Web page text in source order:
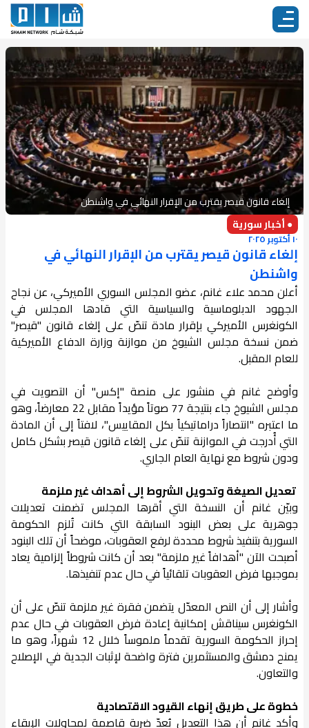
إلغاء قانون قيصر يقترب من الإقرار النهائي في واشنطن
● أخبار سورية
١٠ أكتوبر ٢٠٢٥
إلغاء قانون قيصر يقترب من الإقرار النهائي في
واشنطن
أعلن محمد علاء غانم، عضو المجلس السوري الأميركي، عن نجاح
الجهود الدبلوماسية والسياسية التي قادها المجلس في
الكونغرس الأميركي بإقرار مادة تنصّ على إلغاء قانون "قيصر"
ضمن نسخة مجلس الشيوخ من موازنة وزارة الدفاع الأميركية
للعام المقبل.
وأوضح غانم في منشور على منصة "إكس" أن التصويت في
مجلس الشيوخ جاء بنتيجة 77 صوتاً مؤيداً مقابل 22 معارضاً، وهو
ما اعتبره "انتصاراً دراماتيكياً بكل المقاييس"، لافتاً إلى أن المادة
التي أُدرجت في الموازنة تنصّ على إلغاء قانون قيصر بشكل كامل
ودون شروط مع نهاية العام الجاري.
تعديل الصيغة وتحويل الشروط إلى أهداف غير ملزمة
وبيّن غانم أن النسخة التي أقرها المجلس تضمنت تعديلات
جوهرية على بعض البنود السابقة التي كانت تُلزم الحكومة
السورية بتنفيذ شروط محددة لرفع العقوبات، موضحاً أن تلك البنود
أصبحت الآن "أهدافاً غير ملزمة" بعد أن كانت شروطاً إلزامية يعاد
بموجبها فرض العقوبات تلقائياً في حال عدم تنفيذها.
وأشار إلى أن النص المعدّل يتضمن فقرة غير ملزمة تنصّ على أن
الكونغرس سيناقش إمكانية إعادة فرض العقوبات في حال عدم
إحراز الحكومة السورية تقدماً ملموساً خلال 12 شهراً، وهو ما
يمنح دمشق والمستثمرين فترة واضحة لإثبات الجدية في الإصلاح
والتعاون.
خطوة على طريق إنهاء القيود الاقتصادية
وأكد غانم أن هذا التعديل يُعدّ ضربة قاصمة لمحاولات الإبقاء